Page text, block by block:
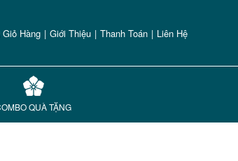
Giỏ Hàng | Giới Thiệu | Thanh Toán | Liên Hệ
QUÀ TẶNG